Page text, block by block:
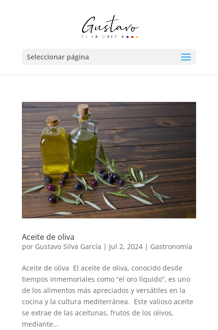
Seleccionar página
Aceite de oliva
por Gustavo Silva García | Jul 2, 2024| Gastronomía
Aceite de oliva El aceite de oliva, conocido desde
tiempos inmemoriales como “el oro líquido”, es uno
de los alimentos más apreciados y versátiles en la
cocina y la cultura mediterránea. Este valioso aceite
se extrae de las aceitunas, frutos de los olivos,
mediante...